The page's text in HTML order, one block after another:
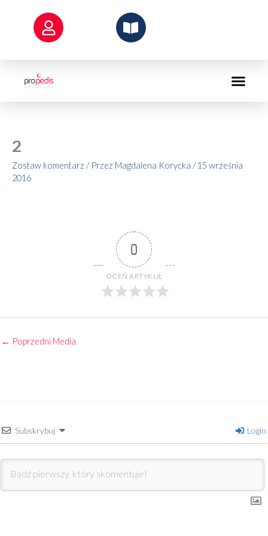
2
Zostaw komentarz / Przez Magdalena Korycka / 15 września
2016
0
OCEŃ ARTYKUŁ
← Poprzedni Media
Subskrybuj Login